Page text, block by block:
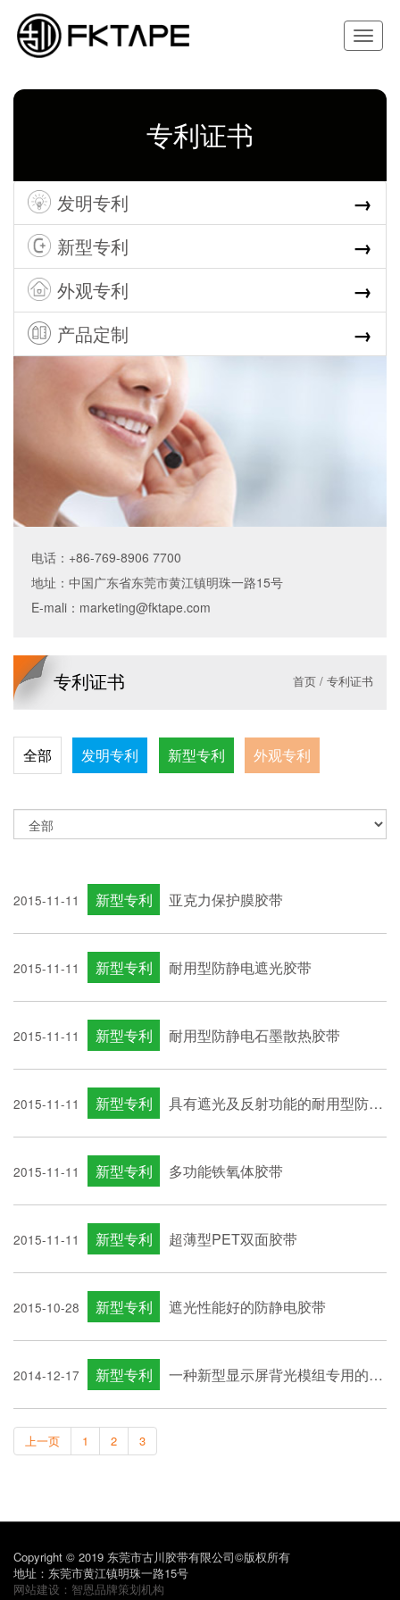
Toggle
专利证书
发明专利 →
新型专利 →
外观专利 →
产品定制 →
电话：+86-769-8906 7700
地址：中国广东省东莞市黄江镇明珠一路15号
E-mali： marketing@fktape.com
专利证书 首页 / 专利证书
全部 发明专利 新型专利 外观专利
2015-11-11 新型专利 亚克力保护膜胶带
2015-11-11 新型专利 耐用型防静电遮光胶带
2015-11-11 新型专利 耐用型防静电石墨散热胶带
2015-11-11 新型专利 具有遮光及反射功能的耐用型防静电胶带
2015-11-11 新型专利 多功能铁氧体胶带
2015-11-11 新型专利 超薄型PET双面胶带
2015-10-28 新型专利 遮光性能好的防静电胶带
2014-12-17 新型专利 一种新型显示屏背光模组专用的双面遮光胶带
上一页 1 2 3
Copyright © 2019 东莞市古川胶带有限公司©版权所有
地址：东莞市黄江镇明珠一路15号
网站建设： 智恩品牌策划机构